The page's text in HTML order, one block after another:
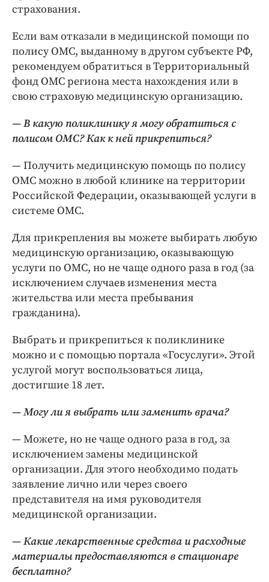
страхования.
Если вам отказали в медицинской помощи по
полису ОМС, выданному в другом субъекте РФ,
рекомендуем обратиться в Территориальный
фонд ОМС региона места нахождения или в
свою страховую медицинскую организацию.
— В какую поликлинику я могу обратиться с
полисом ОМС? Как к ней прикрепиться?
— Получить медицинскую помощь по полису
ОМС можно в любой клинике на территории
Российской Федерации, оказывающей услуги в
системе ОМС.
Для прикрепления вы можете выбирать любую
медицинскую организацию, оказывающую
услуги по ОМС, но не чаще одного раза в год (за
исключением случаев изменения места
жительства или места пребывания
гражданина).
Выбрать и прикрепиться к поликлинике
можно и с помощью портала «Госуслуги». Этой
услугой могут воспользоваться лица,
достигшие 18 лет.
— Могу ли я выбрать или заменить врача?
— Можете, но не чаще одного раза в год, за
исключением замены медицинской
организации. Для этого необходимо подать
заявление лично или через своего
представителя на имя руководителя
медицинской организации.
— Какие лекарственные средства и расходные
материалы предоставляются в стационаре
бесплатно?